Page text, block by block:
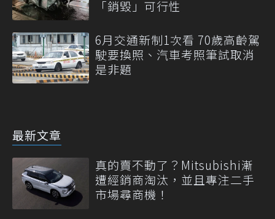
「銷毀」可行性
6月交通新制1次看 70歲高齡駕
駛要換照、汽車考照筆試取消
是非題
最新文章
真的賣不動了？Mitsubishi漸
遭經銷商淘汰，並且專注二手
市場尋商機！